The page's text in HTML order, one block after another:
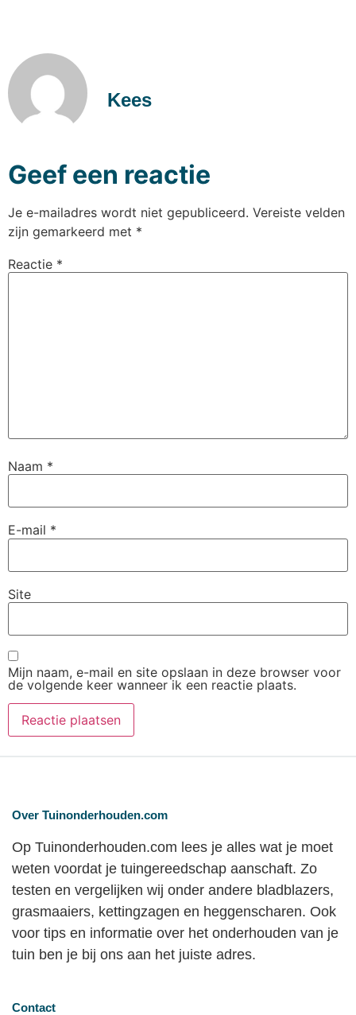
Kees
Geef een reactie
Je e-mailadres wordt niet gepubliceerd. Vereiste velden
zijn gemarkeerd met *
Reactie *
Naam *
E-mail *
Site
Mijn naam, e-mail en site opslaan in deze browser voor
de volgende keer wanneer ik een reactie plaats.
Over Tuinonderhouden.com
Op Tuinonderhouden.com lees je alles wat je moet
weten voordat je tuingereedschap aanschaft. Zo
testen en vergelijken wij onder andere bladblazers,
grasmaaiers, kettingzagen en heggenscharen. Ook
voor tips en informatie over het onderhouden van je
tuin ben je bij ons aan het juiste adres.
Contact